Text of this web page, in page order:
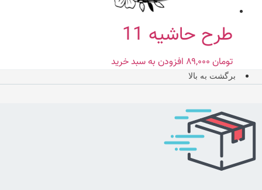
طرح حاشیه 11
تومان افزودن به سبد خرید
برگشت به بالا